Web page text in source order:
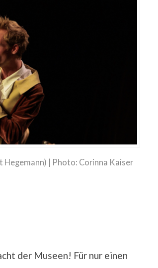
| Photo: Corinna Kaiser
der Museen! Für nur einen